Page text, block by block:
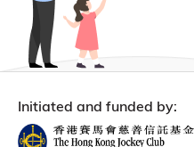
Initiated and funded by: